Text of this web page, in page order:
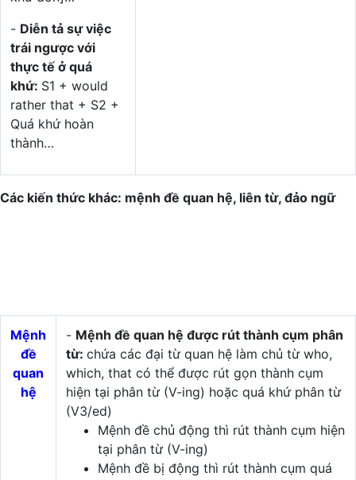
- Diễn tả sự việc
trái ngược với
thực tế ở quá
khứ: S1 + would
rather that + S2 +
Quá khứ hoàn
thành…
Các kiến thức khác: mệnh đề quan hệ, liên từ, đảo ngữ
Mệnh
đề
quan
hệ
- Mệnh đề quan hệ được rút thành cụm phân
từ: chứa các đại từ quan hệ làm chủ từ who,
which, that có thể được rút gọn thành cụm
hiện tại phân từ (V-ing) hoặc quá khứ phân từ
(V3/ed)
Mệnh đề chủ động thì rút thành cụm hiện
tại phân từ (V-ing)
Mệnh đề bị động thì rút thành cụm quá